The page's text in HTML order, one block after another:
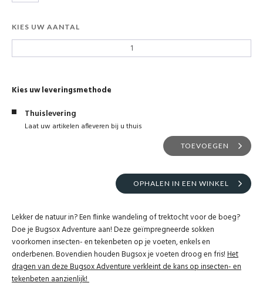
KIES UW AANTAL
Kies uw leveringsmethode
Thuislevering
Laat uw artikelen afleveren bij u thuis
TOEVOEGEN
OPHALEN IN EEN WINKEL
Lekker de natuur in? Een flinke wandeling of trektocht voor de boeg?
Doe je Bugsox Adventure aan! Deze geïmpregneerde sokken
voorkomen insecten- en tekenbeten op je voeten, enkels en
onderbenen. Bovendien houden Bugsox je voeten droog en fris!Het
dragen van deze Bugsox Adventure verkleint de kans op insecten- en
tekenbeten aanzienlijk!